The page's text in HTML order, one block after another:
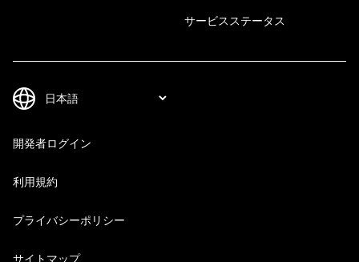
サービスステータス
開発者ログイン
利用規約
プライバシーポリシー
サイトマップ